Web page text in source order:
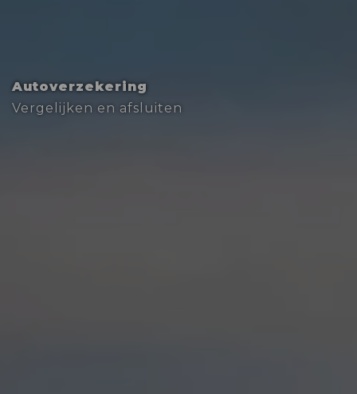
Autoverzekering
Vergelijken en afsluiten